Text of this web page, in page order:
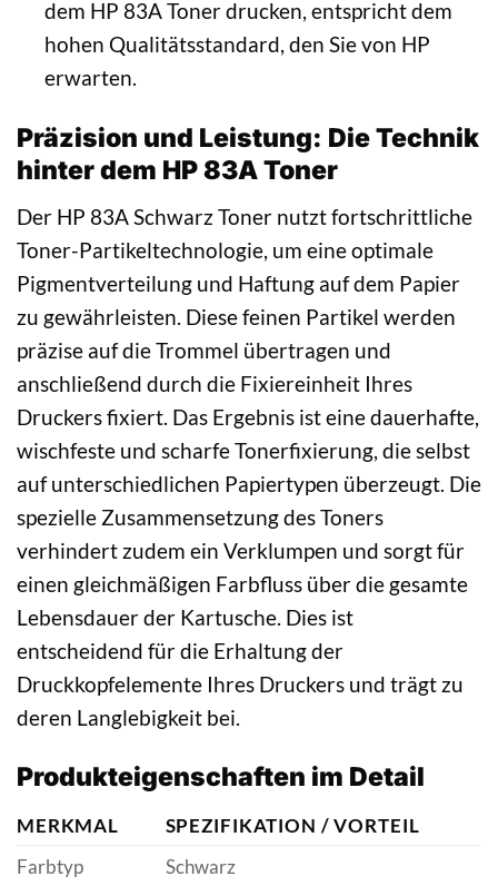
dem HP 83A Toner drucken, entspricht dem
hohen Qualitätsstandard, den Sie von HP
erwarten.
Präzision und Leistung: Die Technik
hinter dem HP 83A Toner
Der HP 83A Schwarz Toner nutzt fortschrittliche
Toner-Partikeltechnologie, um eine optimale
Pigmentverteilung und Haftung auf dem Papier
zu gewährleisten. Diese feinen Partikel werden
präzise auf die Trommel übertragen und
anschließend durch die Fixiereinheit Ihres
Druckers fixiert. Das Ergebnis ist eine dauerhafte,
wischfeste und scharfe Tonerfixierung, die selbst
auf unterschiedlichen Papiertypen überzeugt. Die
spezielle Zusammensetzung des Toners
verhindert zudem ein Verklumpen und sorgt für
einen gleichmäßigen Farbfluss über die gesamte
Lebensdauer der Kartusche. Dies ist
entscheidend für die Erhaltung der
Druckkopfelemente Ihres Druckers und trägt zu
deren Langlebigkeit bei.
Produkteigenschaften im Detail
MERKMAL
SPEZIFIKATION / VORTEIL
Farbtyp
Schwarz